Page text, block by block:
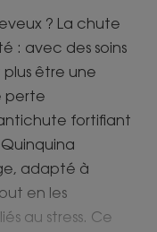
? La chute
: avec des soins
être une
perte
fortifiant
adapté à
en les
au stress. Ce